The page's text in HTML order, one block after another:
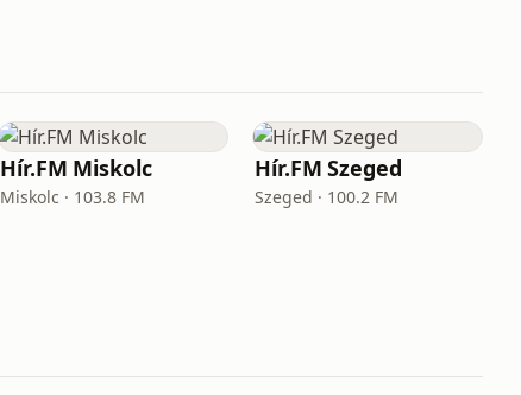
Hír.FM Miskolc
Miskolc · 103.8 FM
Hír.FM Szeged
Szeged · 100.2 FM